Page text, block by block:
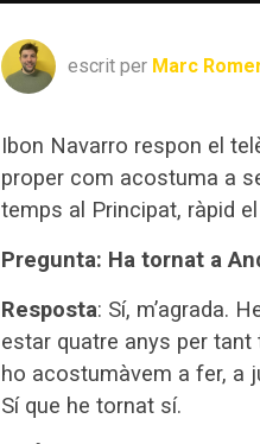
escrit per Marc
Ibon Navarro respon el
proper com acostuma a
temps al Principat, ràpid
Pregunta: Ha tornat a
Resposta: Sí, m’agrada.
estar quatre anys per
ho acostumàvem a fer, a
Sí que he tornat sí.